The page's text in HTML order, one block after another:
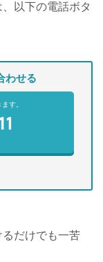
以下の電話ボタ
わせる
す。
だけでも一苦